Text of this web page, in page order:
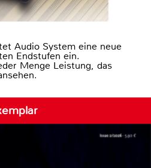
Audio System eine neue
Endstufen ein.
Menge Leistung, das